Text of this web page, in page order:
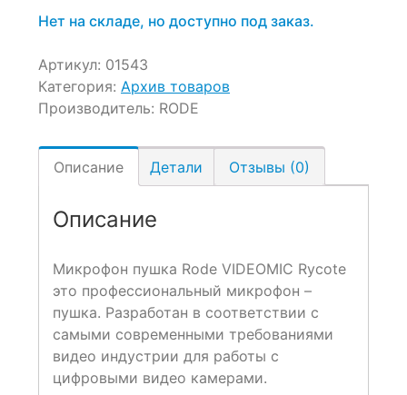
9,230 ₽.
Нет на складе, но доступно под заказ.
Артикул: 01543
Категория: Архив товаров
Производитель: RODE
Описание Детали Отзывы (0)
Описание
Микрофон пушка Rode VIDEOMIC Rycote
это профессиональный микрофон –
пушка. Разработан в соответствии с
самыми современными требованиями
видео индустрии для работы с
цифровыми видео камерами.